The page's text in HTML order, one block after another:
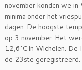
november konden we
minima onder het
dagen. De hoogste
op 3 november. Het
12,6°C in Wichelen.
de 23ste geregistreerd.